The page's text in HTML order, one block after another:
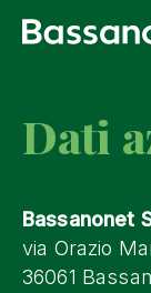
Dati
Bassanonet
via Orazio
36061